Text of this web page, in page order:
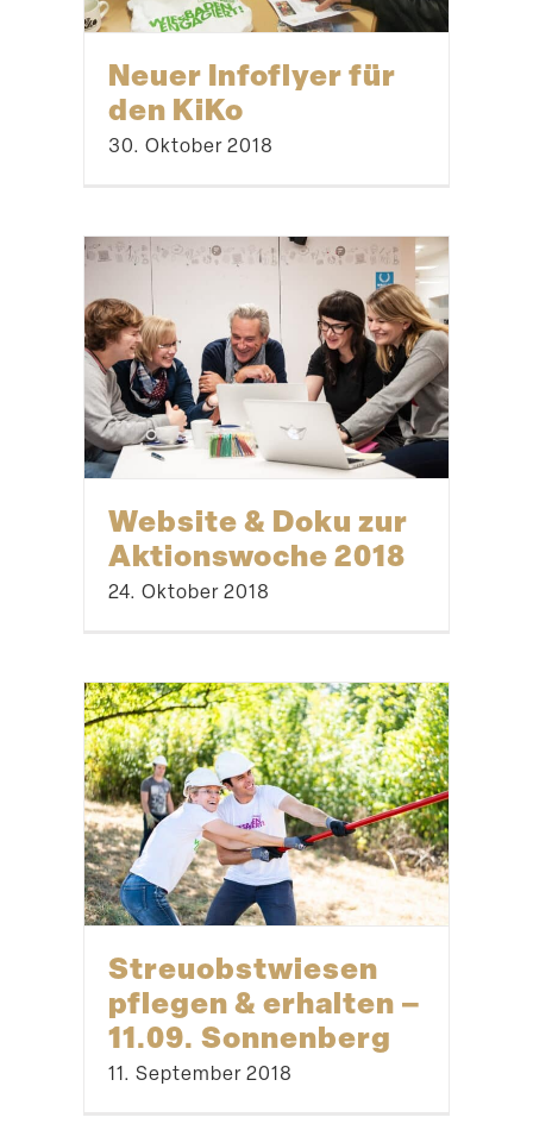
Neuer Infoflyer für
den KiKo
30. Oktober 2018
Website & Doku zur
Aktions­woche 2018
24. Oktober 2018
Streu­obst­wiesen
pflegen & erhalten –
11.09. Sonnenberg
11. September 2018